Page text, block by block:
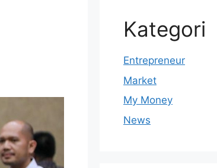
Kategori
Entrepreneur
Market
My Money
News